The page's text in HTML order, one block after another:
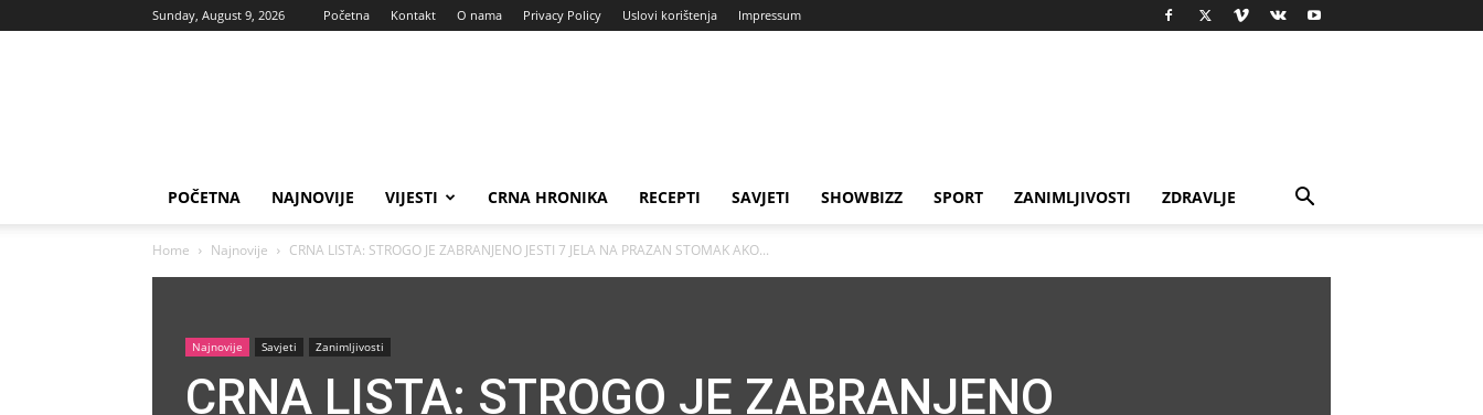
Sunday, August 9, 2026 Početna Kontakt O nama Privacy Policy Uslovi korištenja Impressum
POČETNA NAJNOVIJE VIJESTI CRNA HRONIKA RECEPTI SAVJETI SHOWBIZZ SPORT ZANIMLJIVOSTI ZDRAVLJE
Home Najnovije CRNA LISTA: STROGO JE ZABRANJENO JESTI 7 JELA NA PRAZAN STOMAK AKO...
Najnovije Savjeti Zanimljivosti
CRNA LISTA: STROGO JE ZABRANJENO